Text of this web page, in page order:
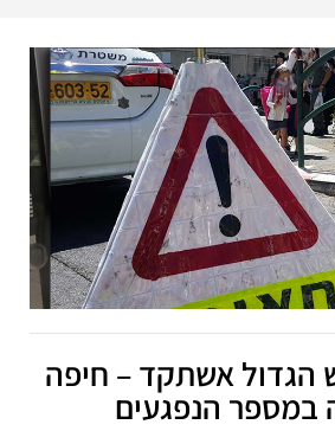
הגדול אשתקד – חיפה
במספר הנפגעים